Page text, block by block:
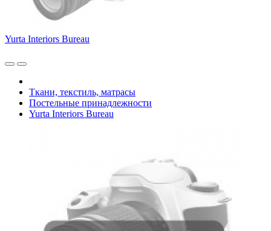
Yurta Interiors Bureau
Ткани, текстиль, матрасы
Постельные принадлежности
Yurta Interiors Bureau